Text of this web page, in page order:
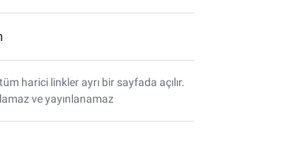
harici linkler ayrı bir sayfada açılır.
ve yayınlanamaz